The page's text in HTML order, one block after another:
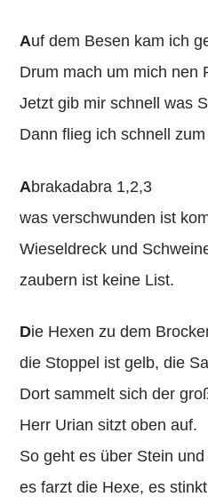
Auf dem Besen kam ich
Drum mach um mich nen
Jetzt gib mir schnell was
Dann flieg ich schnell
Abrakadabra 1,2,3
was verschwunden ist
Wieseldreck und
zaubern ist keine List.
Die Hexen zu dem
die Stoppel ist gelb, die
Dort sammelt sich der
Herr Urian sitzt oben auf.
So geht es über Stein und
es farzt die Hexe, es